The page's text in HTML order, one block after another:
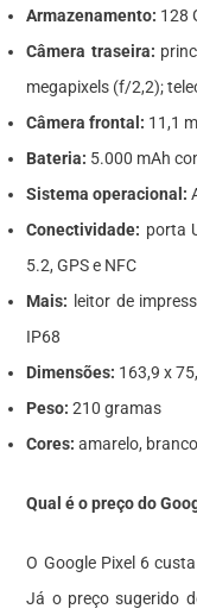
Armazenamento: 128
Câmera traseira:
megapixels (f/2,2);
Câmera frontal: 11,1
Bateria: 5.000 mAh
Sistema operacional:
Conectividade: porta
5.2, GPS e NFC
Mais: leitor de
IP68
Dimensões: 163,9 x
Peso: 210 gramas
Cores: amarelo,
Qual é o preço do
O Google Pixel 6
Já o preço sugerido